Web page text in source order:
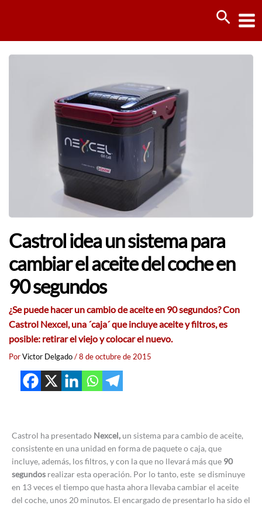
Castrol idea un sistema para
cambiar el aceite del coche en
90 segundos
¿Se puede hacer un cambio de aceite en 90 segundos? Con
Castrol Nexcel, una ´caja´ que incluye aceite y filtros, es
posible: retirar el viejo y colocar el nuevo.
PorVictor Delgado/8 de octubre de 2015
Castrol ha presentado Nexcel, un sistema para cambio de aceite,
consistente en una unidad en forma de paquete o caja, que
incluye, además, los filtros, y con la que no llevará más que 90
segundos realizar esta operación. Por lo tanto, este se disminuye
en 13 veces el tiempo que hasta ahora llevaba cambiar el aceite
del coche, unos 20 minutos. El encargado de presentarlo ha sido el